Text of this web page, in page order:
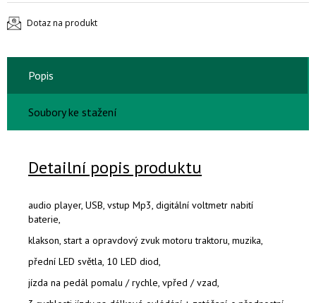
Dotaz na produkt
Popis
Soubory ke stažení
Detailní popis produktu
audio player, USB, vstup Mp3, digitální voltmetr nabití
baterie,
klakson, start a opravdový zvuk motoru traktoru, muzika,
přední LED světla, 10 LED diod,
jízda na pedál pomalu / rychle, vpřed / vzad,